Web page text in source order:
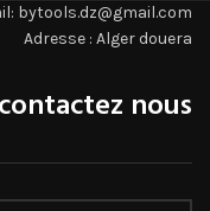
bytools.dz@gmail.com
Adresse : Alger douera
contactez nous